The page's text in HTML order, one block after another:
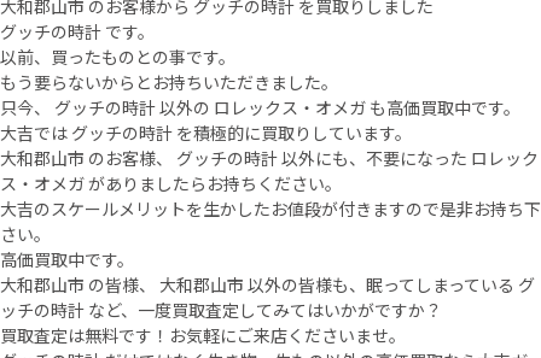
大和郡山市 のお客様から グッチの時計 を買取りしました
グッチの時計 です。
以前、買ったものとの事です。
もう要らないからとお持ちいただきました。
只今、 グッチの時計 以外の ロレックス・オメガ も高価買取中です。
大吉では グッチの時計 を積極的に買取りしています。
大和郡山市 のお客様、 グッチの時計 以外にも、不要になった ロレック
ス・オメガ がありましたらお持ちください。
大吉のスケールメリットを生かしたお値段が付きますので是非お持ち下
さい。
高価買取中です。
大和郡山市 の皆様、 大和郡山市 以外の皆様も、眠ってしまっている グ
ッチの時計 など、一度買取査定してみてはいかがですか？
買取査定は無料です！お気軽にご来店くださいませ。